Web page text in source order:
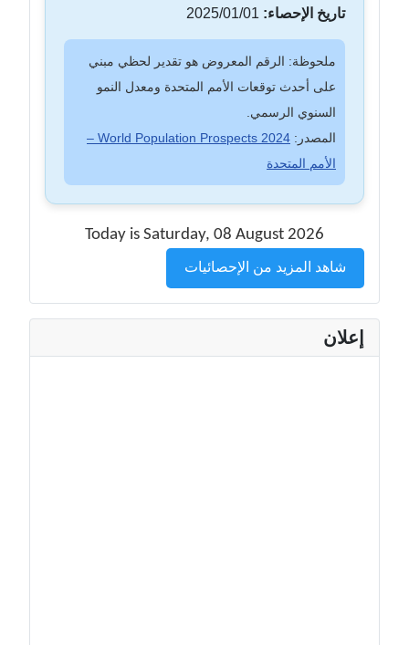
تاريخ الإحصاء:
ملحوظة: الرقم المعروض هو تقدير لحظي مبني
على أحدث توقعات الأمم المتحدة ومعدل النمو
السنوي الرسمي.
المصدر:
World Population Prospects 2024 –
الأمم المتحدة
Today is Saturday, 08 August 2026
شاهد المزيد من الإحصائيات
إعلان